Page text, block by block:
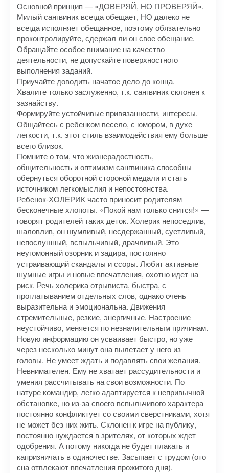
Основной принцип — «ДОВЕРЯЙ, НО ПРОВЕРЯЙ».
Милый сангвиник всегда обещает, НО далеко не
всегда исполняет обещанное, поэтому обязательно
проконтролируйте, сдержал ли он свое обещание.
Обращайте особое внимание на качество
деятельности, не допускайте поверхностного
выполнения заданий.
Приучайте доводить начатое дело до конца.
Хвалите только заслуженно, т.к. сангвиник склонен к
зазнайству.
Формируйте устойчивые привязанности, интересы.
Общайтесь с ребенком весело, с юмором, в духе
легкости, т.к. этот стиль взаимодействия ему больше
всего близок.
Помните о том, что жизнерадостность,
общительность и оптимизм сангвиника способны
обернуться оборотной стороной медали и стать
источником легкомыслия и непостоянства.
Ребенок-ХОЛЕРИК часто приносит родителям
бесконечные хлопоты. «Покой нам только снится!» —
говорят родителей таких деток. Холерик непоседлив,
шаловлив, он шумливый, несдержанный, суетливый,
непослушный, вспыльчивый, драчливый. Это
неугомонный озорник и задира, постоянно
устраивающий скандалы и ссоры. Любит активные
шумные игры и новые впечатления, охотно идет на
риск. Речь холерика отрывиста, быстра, с
проглатыванием отдельных слов, однако очень
выразительна и эмоциональна. Движения
стремительные, резкие, энергичные. Настроение
неустойчиво, меняется по незначительным причинам.
Новую информацию он усваивает быстро, но уже
через несколько минут она вылетает у него из
головы. Не умеет ждать и подавлять свои желания.
Невнимателен. Ему не хватает рассудительности и
умения рассчитывать на свои возможности. По
натуре командир, легко адаптируется к непривычной
обстановке, но из-за своего вспыльчивого характера
постоянно конфликтует со своими сверстниками, хотя
не может без них жить. Склонен к игре на публику,
постоянно нуждается в зрителях, от которых ждет
одобрения. А потому никогда не будет плакать и
капризничать в одиночестве. Засыпает с трудом (ото
сна отвлекают впечатления прожитого дня).